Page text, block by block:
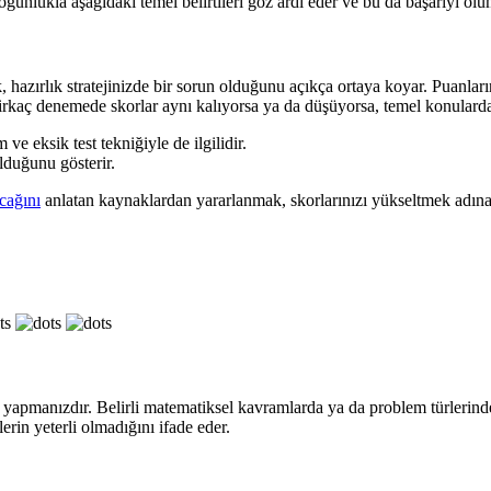
hazırlık stratejinizde bir sorun olduğunu açıkça ortaya koyar.
denemede skorlar aynı kalıyorsa ya da düşüyorsa, temel
ve eksik test tekniğiyle de ilgilidir.
gösterir.
anlatan kaynaklardan yararlanmak, skorlarınızı yükseltmek
Belirli matematiksel kavramlarda ya da problem
yeterli olmadığını ifade eder.